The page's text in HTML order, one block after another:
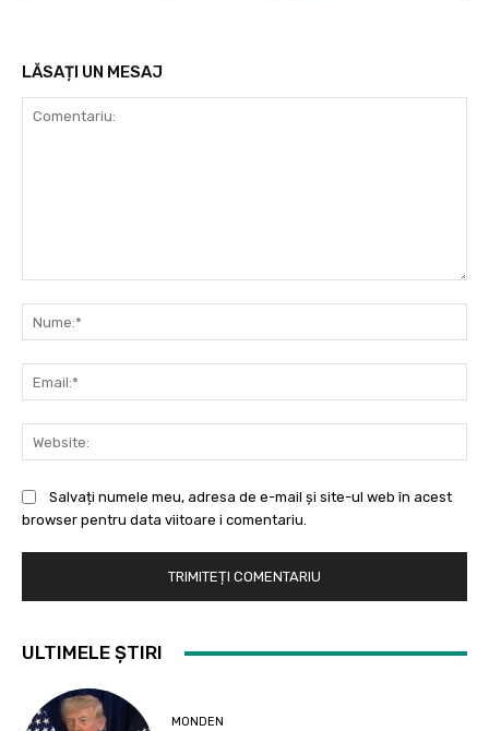
LĂSAȚI UN MESAJ
Salvați numele meu, adresa de e-mail și site-ul web în acest
browser pentru data viitoare i comentariu.
ULTIMELE ȘTIRI
MONDEN